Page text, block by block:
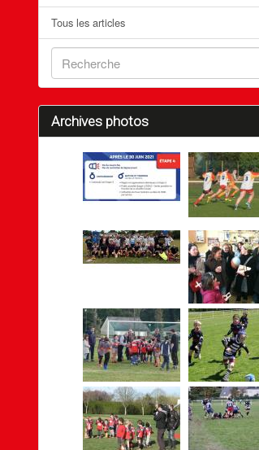
Tous les articles
Archives photos